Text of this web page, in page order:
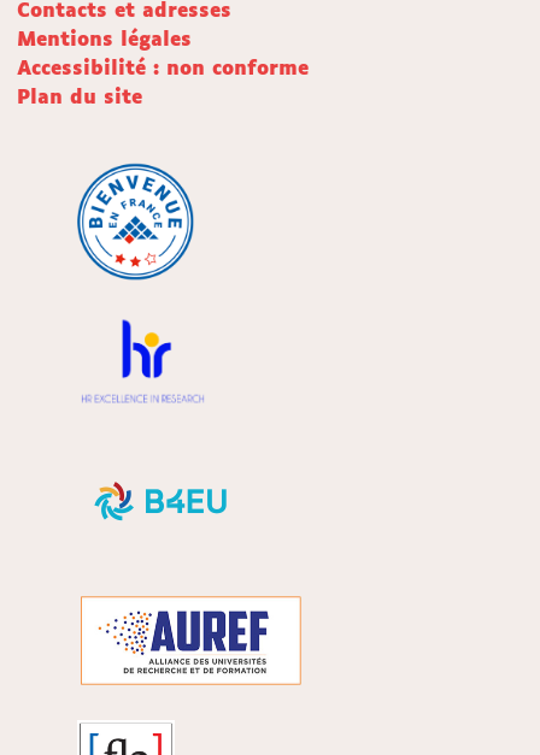
Contacts et adresses
Mentions légales
Accessibilité : non conforme
Plan du site